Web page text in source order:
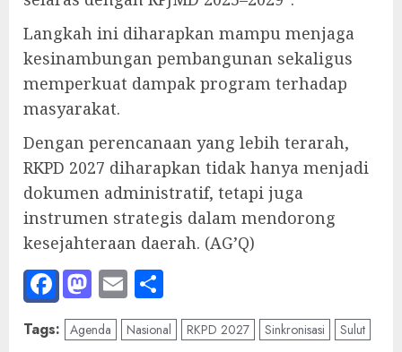
Langkah ini diharapkan mampu menjaga
kesinambungan pembangunan sekaligus
memperkuat dampak program terhadap
masyarakat.
Dengan perencanaan yang lebih terarah,
RKPD 2027 diharapkan tidak hanya menjadi
dokumen administratif, tetapi juga
instrumen strategis dalam mendorong
kesejahteraan daerah. (AG’Q)
Facebook
Mastodon
Email
Tags: Agenda Nasional RKPD 2027 Sinkronisasi Sulut